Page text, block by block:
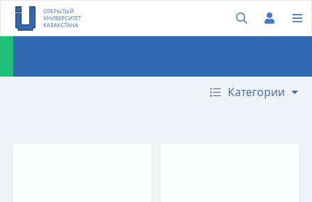
ОТКРЫТЫЙ
УНИВЕРСИТЕТ
КАЗАХСТАНА
Категории